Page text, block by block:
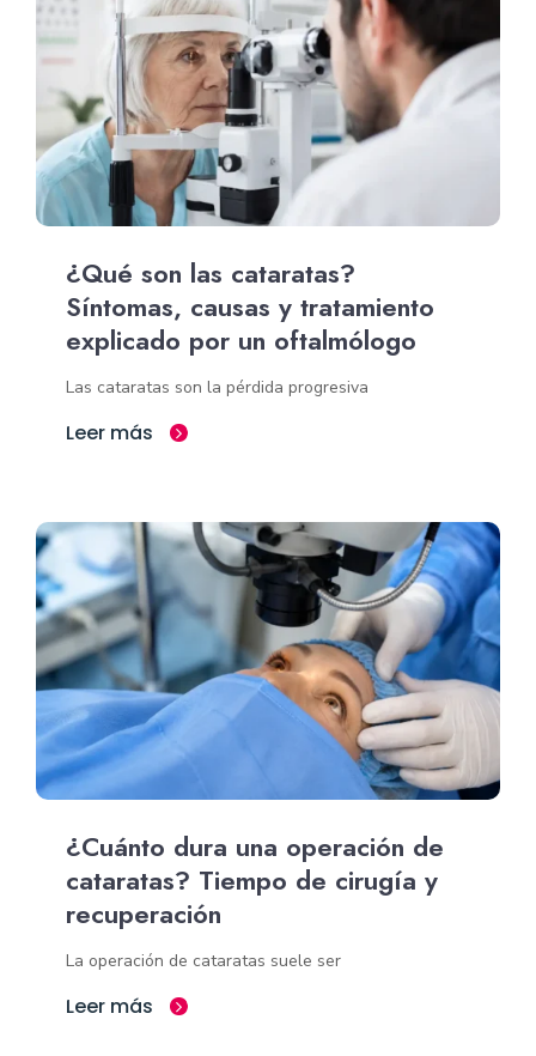
¿Qué son las cataratas?
Síntomas, causas y tratamiento
explicado por un oftalmólogo
Las cataratas son la pérdida progresiva
Leer más
¿Cuánto dura una operación de
cataratas? Tiempo de cirugía y
recuperación
La operación de cataratas suele ser
Leer más